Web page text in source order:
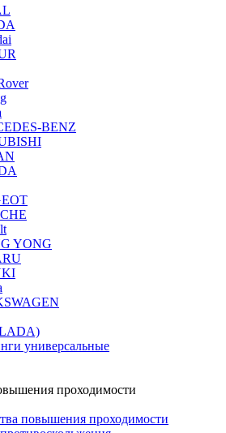
BENZ
YONG
универсальные
проходимости
повышения проходимости